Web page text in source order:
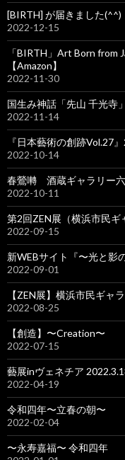
[BIRTH] が届きました(^^)
2022-12-15
「BIRTH」Art Born
【Amazon】
2022-11-30
国生み神話「先山 千光寺」
2022-11-14
『日本藝術の創跡Vol.27
2022-10-14
春鶯囀 酒蔵ギャラリー六
2022-10-11
第2回ZEN展（横浜市民ギ
2022-09-15
新WEBサイト『〜光と影
2022-09-01
【ZEN展】横浜市民ギャ
2022-08-25
【創造】〜Creation〜
2022-07-15
藝展inヴェネチア
2022-04-19
令和四年〜立春の朝〜
2022-02-04
〜永寿嘉福〜 令和四年